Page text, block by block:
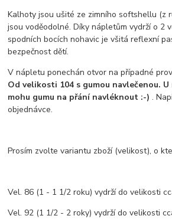
Kalhoty jsou ušité ze zimního softshellu (z
jsou voděodolné. Díky nápletům vydrží o 2
spodních bocích nohavic je všitá reflexní
bezpečnost dětí.
V nápletu ponechán otvor na případné
Od velikosti 104 s gumou navlečenou. U
mohu gumu na přání navléknout :-) .
objednávce.
Prosím zvolte variantu zboží (velikost), o
Vel. 86 (1 - 1 1/2 roku) vydrží do velikosti
Vel. 92 (1 1/2 - 2 roky) vydrží do velikosti